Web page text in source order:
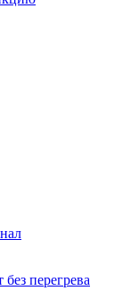
перегрева